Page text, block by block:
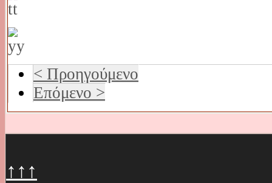
< Προηγούμενο
Επόμενο >
↑↑↑